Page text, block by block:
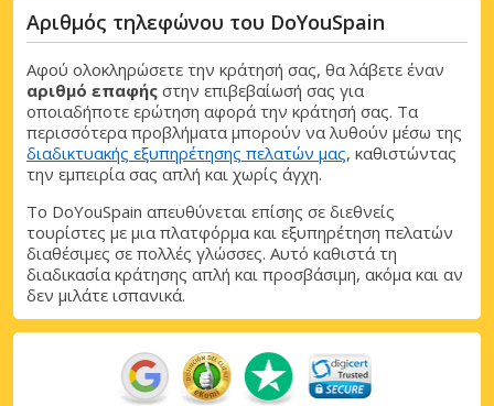
Σύνδεση με eLink
Αριθμός τηλεφώνου του DoYouSpain
Αφού ολοκληρώσετε την κράτησή σας, θα λάβετε έναν
αριθμό επαφής στην επιβεβαίωσή σας για
οποιαδήποτε ερώτηση αφορά την κράτησή σας. Τα
περισσότερα προβλήματα μπορούν να λυθούν μέσω της
διαδικτυακής εξυπηρέτησης πελατών μας, καθιστώντας
την εμπειρία σας απλή και χωρίς άγχη.
Το DoYouSpain απευθύνεται επίσης σε διεθνείς
τουρίστες με μια πλατφόρμα και εξυπηρέτηση πελατών
διαθέσιμες σε πολλές γλώσσες. Αυτό καθιστά τη
διαδικασία κράτησης απλή και προσβάσιμη, ακόμα και αν
δεν μιλάτε ισπανικά.